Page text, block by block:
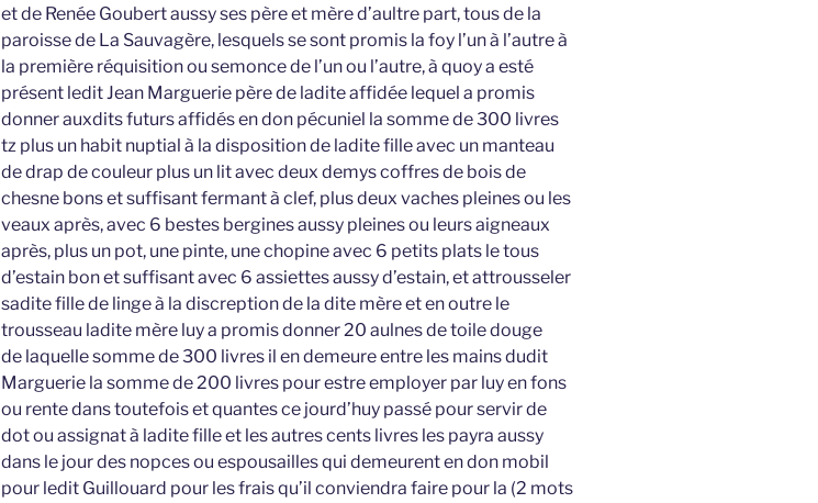
et de Renée Goubert aussy ses père et mère d’aultre part, tous de la
paroisse de La Sauvagère, lesquels se sont promis la foy l’un à l’autre à
la première réquisition ou semonce de l’un ou l’autre, à quoy a esté
présent ledit Jean Marguerie père de ladite affidée lequel a promis
donner auxdits futurs affidés en don pécuniel la somme de 300 livres
tz plus un habit nuptial à la disposition de ladite fille avec un manteau
de drap de couleur plus un lit avec deux demys coffres de bois de
chesne bons et suffisant fermant à clef, plus deux vaches pleines ou les
veaux après, avec 6 bestes bergines aussy pleines ou leurs aigneaux
après, plus un pot, une pinte, une chopine avec 6 petits plats le tous
d’estain bon et suffisant avec 6 assiettes aussy d’estain, et attrousseler
sadite fille de linge à la discreption de la dite mère et en outre le
trousseau ladite mère luy a promis donner 20 aulnes de toile douge
de laquelle somme de 300 livres il en demeure entre les mains dudit
Marguerie la somme de 200 livres pour estre employer par luy en fons
ou rente dans toutefois et quantes ce jourd’huy passé pour servir de
dot ou assignat à ladite fille et les autres cents livres les payra aussy
dans le jour des nopces ou espousailles qui demeurent en don mobil
pour ledit Guillouard pour les frais qu’il conviendra faire pour la (2 mots